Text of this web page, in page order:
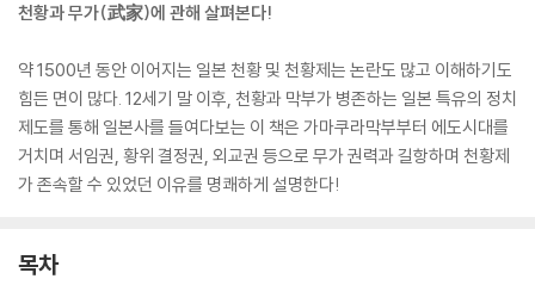
천황과 무가(武家)에 관해 살펴본다!
약 1500년 동안 이어지는 일본 천황 및 천황제는 논란도 많고 이해하기도
힘든 면이 많다. 12세기 말 이후, 천황과 막부가 병존하는 일본 특유의 정치
제도를 통해 일본사를 들여다보는 이 책은 가마쿠라막부부터 에도시대를
거치며 서임권, 황위 결정권, 외교권 등으로 무가 권력과 길항하며 천황제
가 존속할 수 있었던 이유를 명쾌하게 설명한다!
목차